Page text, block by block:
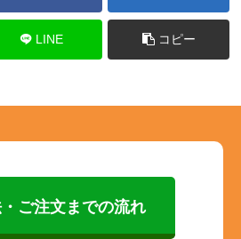
LINE コピー
ご注文までの流れ